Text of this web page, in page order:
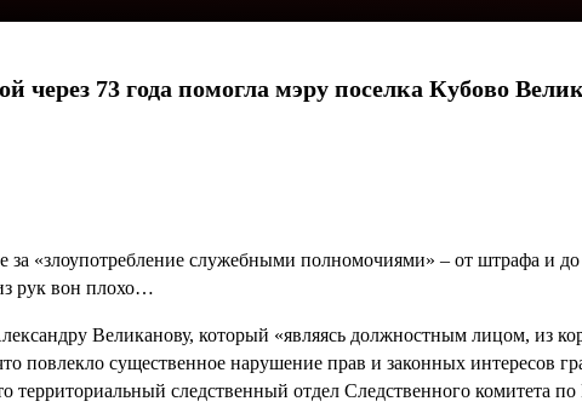
73 года помогла мэру поселка Кубово
«злоупотребление служебными полномочиями» – от штрафа и
рук вон плохо…
Великанову, который «являясь должностным лицом, из
повлекло существенное нарушение прав и законных интересов
территориальный следственный отдел Следственного комитета